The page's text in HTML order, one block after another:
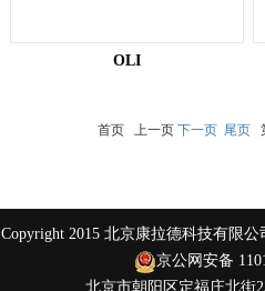
OLI
首页 上一页 下一页 尾页
Copyright 2015 北京康拉德科技有限
京公网安备
北京市朝阳区定福庄北街